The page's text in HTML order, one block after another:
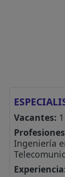
Vacantes: 1
Ingeniería